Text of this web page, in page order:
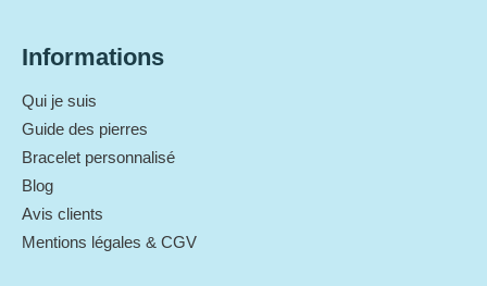
Informations
Qui je suis
Guide des pierres
Bracelet personnalisé
Blog
Avis clients
Mentions légales & CGV